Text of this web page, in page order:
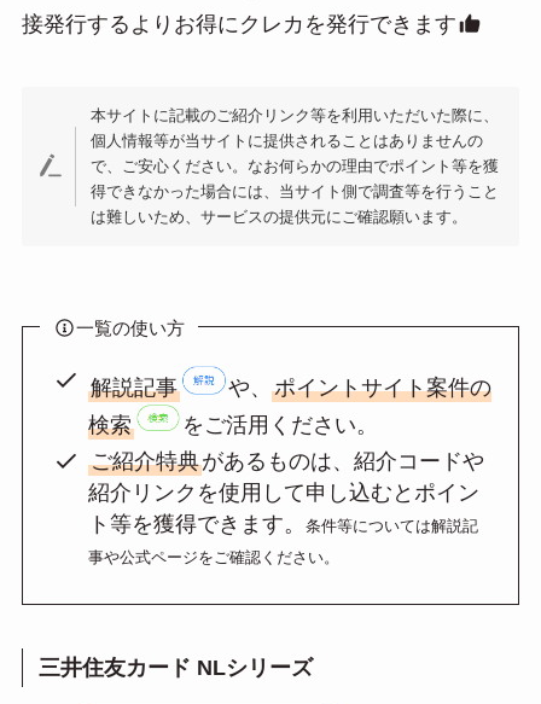
接発行するよりお得にクレカを発行できます
本サイトに記載のご紹介リンク等を利用いただいた際に、
個人情報等が当サイトに提供されることはありませんの
で、ご安心ください。なお何らかの理由でポイント等を獲
得できなかった場合には、当サイト側で調査等を行うこと
は難しいため、サービスの提供元にご確認願います。
一覧の使い方
解説記事 や、 ポイントサイト案件の
検索
をご活用ください。
ご紹介特典があるものは、紹介コードや
紹介リンクを使用して申し込むとポイン
ト等を獲得できます。
条件等については解説記
事や公式ページをご確認ください。
三井住友カード NLシリーズ